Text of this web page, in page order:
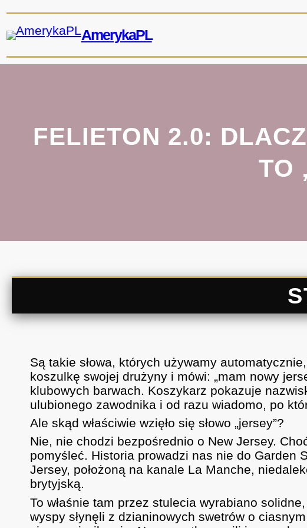
treści
AmerykaPL
FELIETON 2.0:
TO
Są takie słowa, których używamy
koszulkę swojej drużyny i mówi: „mam nowy
klubowych barwach. Koszykarz pokazuje
ulubionego zawodnika i od razu wiadomo, po
Ale skąd właściwie wzięło się słowo „jersey”?
Nie, nie chodzi bezpośrednio o New Jersey.
pomyśleć. Historia prowadzi nas nie do
Jersey, położoną na kanale La Manche,
brytyjską.
To właśnie tam przez stulecia wyrabiano
wyspy słynęli z dzianinowych swetrów o